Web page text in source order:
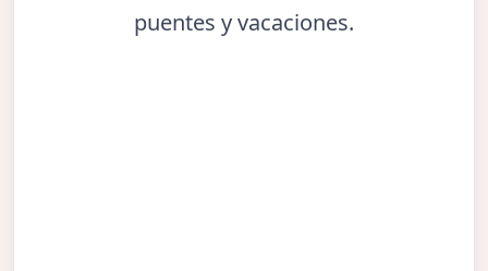
puentes y vacaciones.